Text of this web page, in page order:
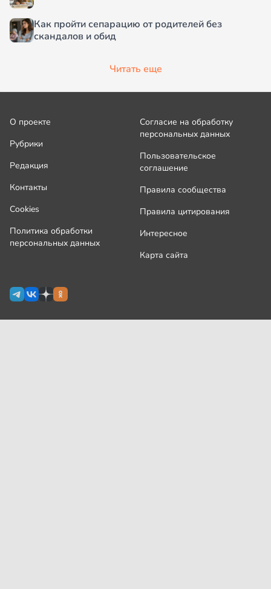
Как пройти сепарацию от родителей без
скандалов и обид
Читать еще
О проекте
Рубрики
Редакция
Контакты
Cookies
Политика обработки
персональных данных
Согласие на обработку
персональных данных
Пользовательское
соглашение
Правила сообщества
Правила цитирования
Интересное
Карта сайта